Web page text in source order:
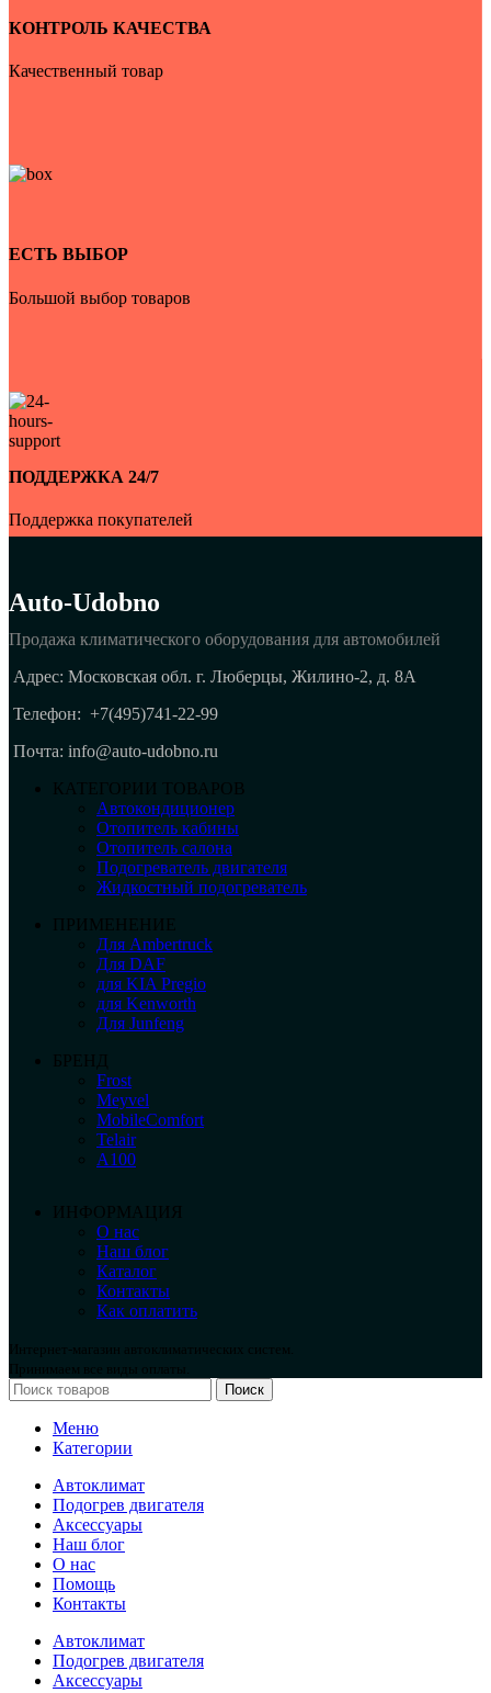
КОНТРОЛЬ КАЧЕСТВА
Качественный товар
ЕСТЬ ВЫБОР
Большой выбор товаров
ПОДДЕРЖКА 24/7
Поддержка покупателей
Auto-Udobno
Продажа климатического оборудования для автомобилей
Адрес: Московская обл. г. Люберцы, Жилино-2, д. 8A
Телефон: +7(495)741-22-99
Почта: info@auto-udobno.ru
КАТЕГОРИИ ТОВАРОВ
Автокондиционер
Отопитель кабины
Отопитель салона
Подогреватель двигателя
Жидкостный подогреватель
ПРИМЕНЕНИЕ
Для Ambertruck
Для DAF
для KIA Pregio
для Kenworth
Для Junfeng
БРЕНД
Frost
Meyvel
MobileComfort
Telair
А100
ИНФОРМАЦИЯ
О нас
Наш блог
Каталог
Контакты
Как оплатить
Интернет-магазин автоклиматических систем.
Принимаем все виды оплаты.
Поиск
Меню
Категории
Автоклимат
Подогрев двигателя
Аксессуары
Наш блог
О нас
Помощь
Контакты
Автоклимат
Подогрев двигателя
Аксессуары